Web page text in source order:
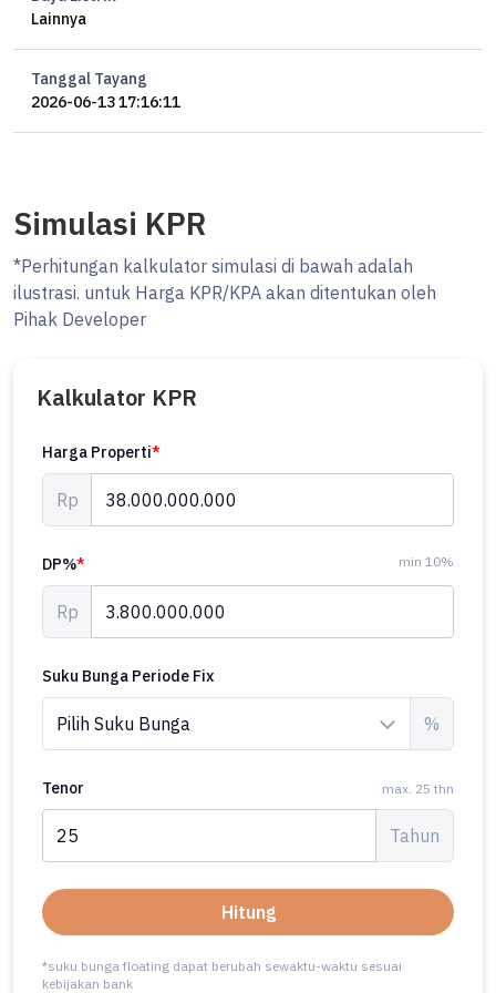
Harga Sewa USD 6000 / Month (Total Rp ±1,25 M pertahun)
Ocasa5076
Listed by Ocasa
Lainnya
Tanggal Tayang
2026-06-13 17:16:11
Simulasi KPR
*Perhitungan kalkulator simulasi di bawah adalah
ilustrasi. untuk Harga KPR/KPA akan ditentukan oleh
Pihak Developer
Kalkulator KPR
Harga Properti*
Rp
DP%* min 10%
Rp
Suku Bunga Periode Fix
%
Tenor max. 25 thn
Tahun
Hitung
*suku bunga floating dapat berubah sewaktu-waktu sesuai
kebijakan bank